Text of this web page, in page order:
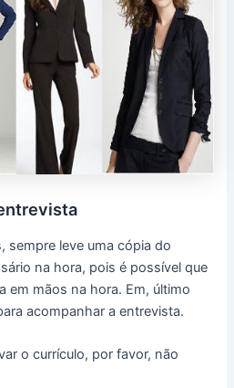
sempre leve uma cópia do
na hora, pois é possível que
em mãos na hora. Em, último
acompanhar a entrevista.
o currículo, por favor, não